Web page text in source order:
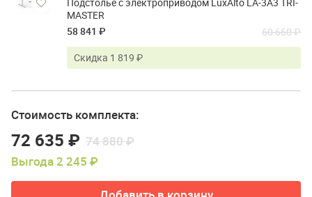
MASTER
58 841 ₽
60 660 ₽
Скидка 1 819 ₽
Стоимость комплекта:
72 635 ₽ 74 880 ₽
Выгода 2 245 ₽